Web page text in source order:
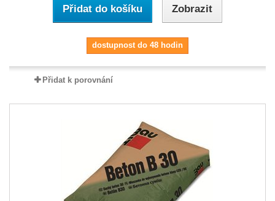
Přidat do košíku Zobrazit
dostupnost do 48 hodin
Přidat k porovnání